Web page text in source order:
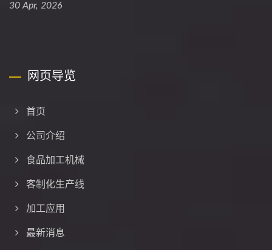
30 Apr, 2026
网页导览
首页
公司介绍
食品加工机械
客制化生产线
加工应用
最新消息